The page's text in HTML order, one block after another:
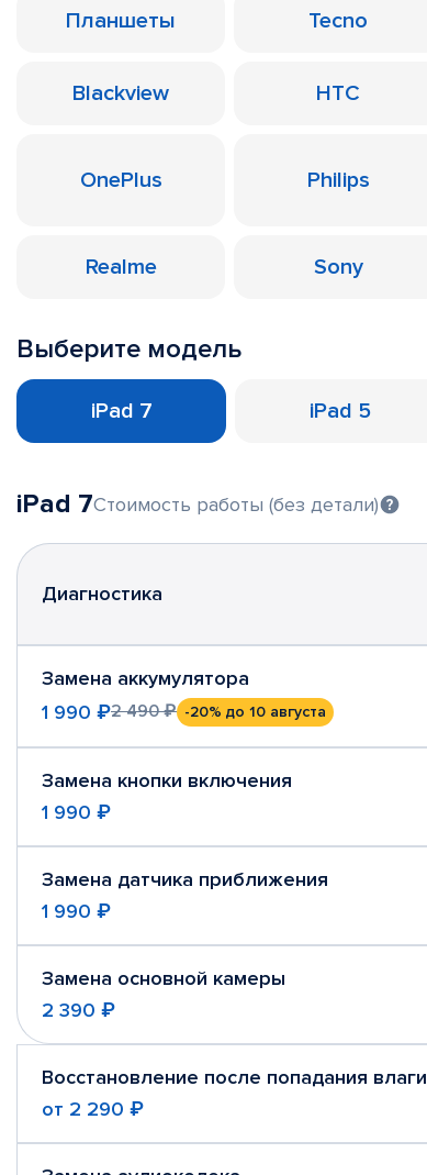
Планшеты Tecno
Blackview HTC
OnePlus Philips
Realme Sony
Выберите модель
iPad 7 iPad 5
iPad 7Стоимость работы (без детали)
Диагностика
Замена аккумулятора
1 990 ₽2 490 ₽ -20% до 10 августа
Замена кнопки включения
1 990 ₽
Замена датчика приближения
1 990 ₽
Замена основной камеры
2 390 ₽
Восстановление после попадания влаги
от 2 290 ₽